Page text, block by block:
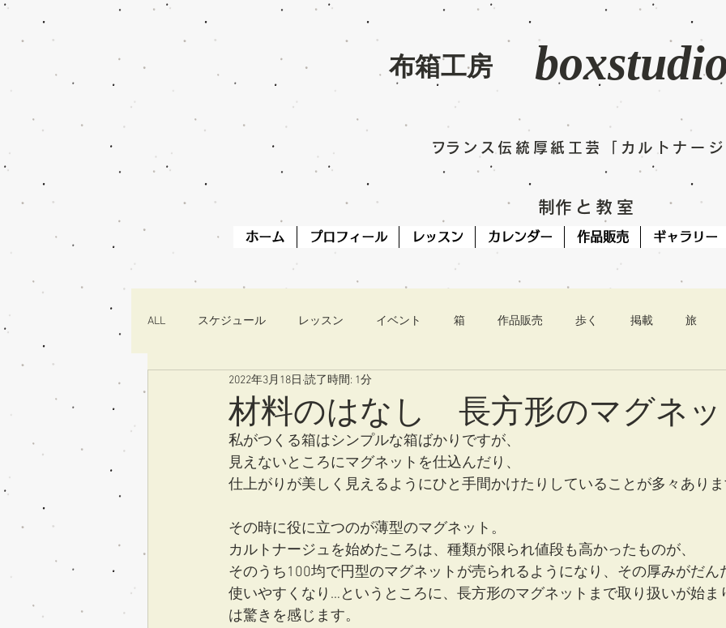
​布箱工房
フランス伝統厚紙工芸「カルトナー
​制作と教室
ホーム プロフィール レッスン カレンダー 作品販売 ギャラリー
ALL スケジュール レッスン イベント 箱 作品販売 歩く 掲載 旅
材料のはなし 長方形のマグネ
2022年3月18日 読了時間: 1分
私がつくる箱はシンプルな箱ばかりですが、
見えないところにマグネットを仕込んだり、
仕上がりが美しく見えるようにひと手間かけたりしていることが多々あり
その時に役に立つのが薄型のマグネット。
カルトナージュを始めたころは、種類が限られ値段も高かったものが、
そのうち100均で円型のマグネットが売られるようになり、その厚みがだん
使いやすくなり…というところに、長方形のマグネットまで取り扱いが始ま
は驚きを感じます。